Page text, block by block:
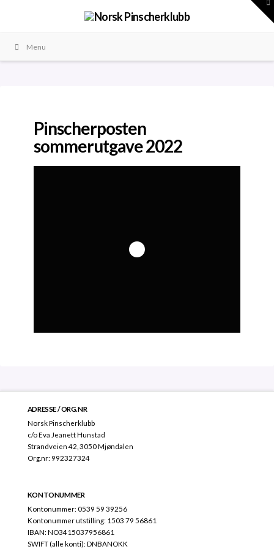
Menu
Pinscherposten
sommerutgave 2022
ADRESSE / ORG.NR
Norsk Pinscherklubb
c/o Eva Jeanett Hunstad
Strandveien 42, 3050 Mjøndalen
Org.nr: 992327324
KONTONUMMER
Kontonummer: 0539 59 39256
Kontonummer utstilling: 1503 79 56861
IBAN: NO3415037956861
SWIFT (alle konti): DNBANOKK